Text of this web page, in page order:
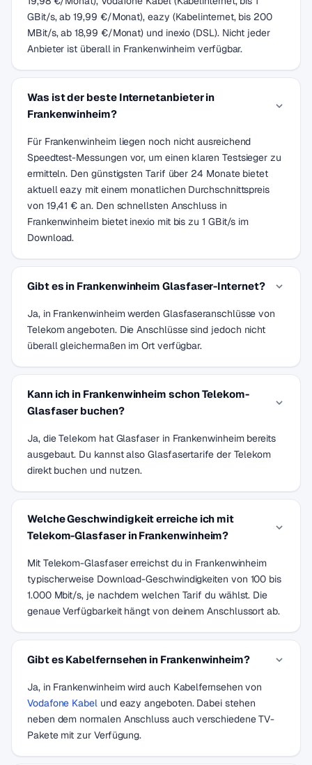
GBit/s, ab 19,99 €/Monat), eazy (Kabelinternet, bis 200
MBit/s, ab 18,99 €/Monat) und inexio (DSL). Nicht jeder
Anbieter ist überall in Frankenwinheim verfügbar.
Was ist der beste Internetanbieter in
Frankenwinheim?
Für Frankenwinheim liegen noch nicht ausreichend
Speedtest-Messungen vor, um einen klaren Testsieger zu
ermitteln. Den günstigsten Tarif über 24 Monate bietet
aktuell eazy mit einem monatlichen Durchschnittspreis
von 19,41 € an. Den schnellsten Anschluss in
Frankenwinheim bietet inexio mit bis zu 1 GBit/s im
Download.
Gibt es in Frankenwinheim Glasfaser-Internet?
Ja, in Frankenwinheim werden Glasfaseranschlüsse von
Telekom angeboten. Die Anschlüsse sind jedoch nicht
überall gleichermaßen im Ort verfügbar.
Kann ich in Frankenwinheim schon Telekom-
Glasfaser buchen?
Ja, die Telekom hat Glasfaser in Frankenwinheim bereits
ausgebaut. Du kannst also Glasfasertarife der Telekom
direkt buchen und nutzen.
Welche Geschwindigkeit erreiche ich mit
Telekom-Glasfaser in Frankenwinheim?
Mit Telekom-Glasfaser erreichst du in Frankenwinheim
typischerweise Download-Geschwindigkeiten von 100 bis
1.000 Mbit/s, je nachdem welchen Tarif du wählst. Die
genaue Verfügbarkeit hängt von deinem Anschlussort ab.
Gibt es Kabelfernsehen in Frankenwinheim?
Ja, in Frankenwinheim wird auch Kabelfernsehen von
Vodafone Kabelund eazy angeboten. Dabei stehen
neben dem normalen Anschluss auch verschiedene TV-
Pakete mit zur Verfügung.